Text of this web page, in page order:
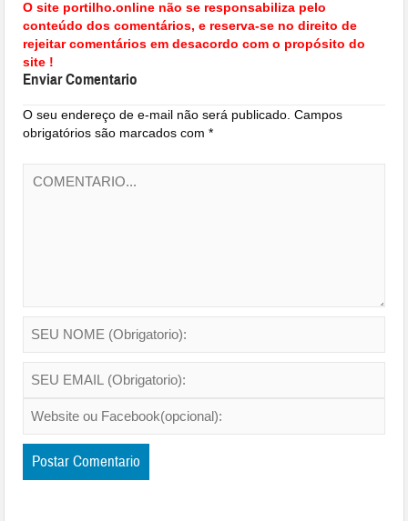
O site portilho.online não se responsabiliza pelo
conteúdo dos comentários, e reserva-se no direito de
rejeitar comentários em desacordo com o propósito do
site !
Enviar Comentario
O seu endereço de e-mail não será publicado. Campos
obrigatórios são marcados com*